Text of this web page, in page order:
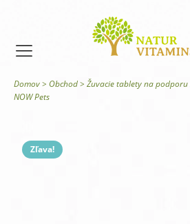
Domov> Obchod> Žuvacie tablety na
NOW Pets
Zľava!